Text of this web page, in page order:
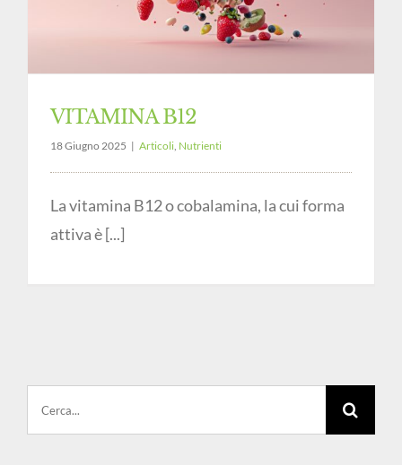
VITAMINA B12
18 Giugno 2025 | Articoli, Nutrienti
La vitamina B12 o cobalamina, la cui forma
attiva è [...]